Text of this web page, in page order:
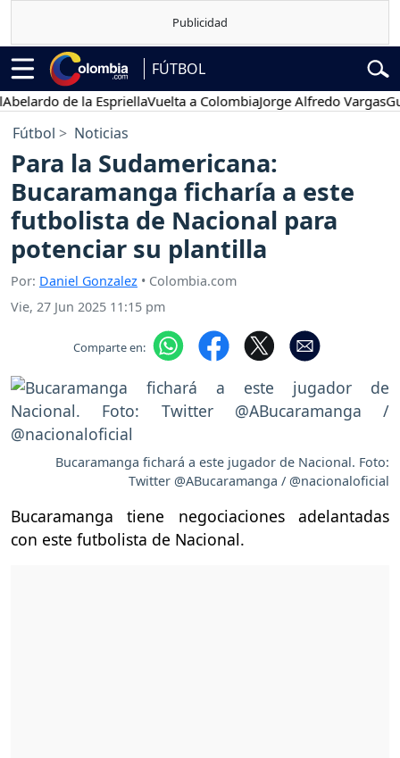
FÚTBOL
de la EspriellaVuelta a ColombiaJorge Alfredo Vargas
Fútbol Noticias
Para la Sudamericana:
Bucaramanga ficharía a este
futbolista de Nacional para
potenciar su plantilla
Por: Daniel Gonzalez • Colombia.com
Vie, 27 Jun 2025 11:15 pm
Comparte en:
Bucaramanga fichará a este jugador de Nacional. Foto:
Twitter @ABucaramanga / @nacionaloficial
Bucaramanga tiene negociaciones adelantadas
con este futbolista de Nacional.